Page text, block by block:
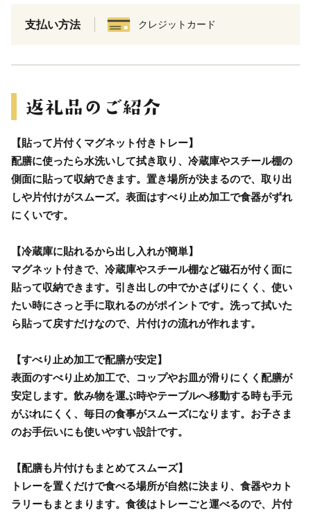
支払い方法 クレジットカード
【貼って片付くマグネット付きトレー】
配膳に使ったら水洗いして拭き取り、冷蔵庫やスチール棚の
側面に貼って収納できます。置き場所が決まるので、取り出
しや片付けがスムーズ。表面はすべり止め加工で食器がずれ
にくいです。
【冷蔵庫に貼れるから出し入れが簡単】
マグネット付きで、冷蔵庫やスチール棚など磁石が付く面に
貼って収納できます。引き出しの中でかさばりにくく、使い
たい時にさっと手に取れるのがポイントです。洗って拭いた
ら貼って戻すだけなので、片付けの流れが作れます。
【すべり止め加工で配膳が安定】
表面のすべり止め加工で、コップやお皿が滑りにくく配膳が
安定します。飲み物を運ぶ時やテーブルへ移動する時も手元
がぶれにくく、毎日の食事がスムーズになります。お子さま
のお手伝いにも使いやすい設計です。
【配膳も片付けもまとめてスムーズ】
トレーを置くだけで食べる場所が自然に決まり、食器やカト
ラリーもまとまります。食後はトレーごと運べるので、片付